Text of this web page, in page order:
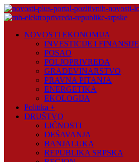
Skip
to
Plus
NOVOSTI EKONOMIJA
INVESTICIJE I FINANSIJE
POSAO
POLJOPRIVREDA
GRAĐEVINARSTVO
PRAVNA PITANJA
ENERGETIKA
EKOLOGIJA
Politika +
DRUŠTVO
LIČNOSTI
DEŠAVANJA
BANJALUKA
REPUBLIKA SRPSKA